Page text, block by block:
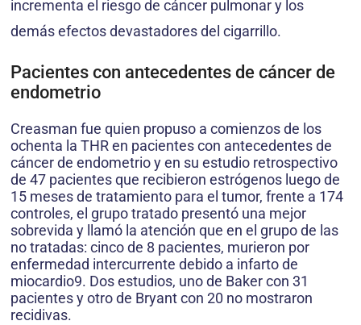
incrementa el riesgo de cáncer pulmonar y los
demás efectos devastadores del cigarrillo.
Pacientes con antecedentes de cáncer de
endometrio
Creasman fue quien propuso a comienzos de los
ochenta la THR en pacientes con antecedentes de
cáncer de endometrio y en su estudio retrospectivo
de 47 pacientes que recibieron estrógenos luego de
15 meses de tratamiento para el tumor, frente a 174
controles, el grupo tratado presentó una mejor
sobrevida y llamó la atención que en el grupo de las
no tratadas: cinco de 8 pacientes, murieron por
enfermedad intercurrente debido a infarto de
miocardio9. Dos estudios, uno de Baker con 31
pacientes y otro de Bryant con 20 no mostraron
recidivas.